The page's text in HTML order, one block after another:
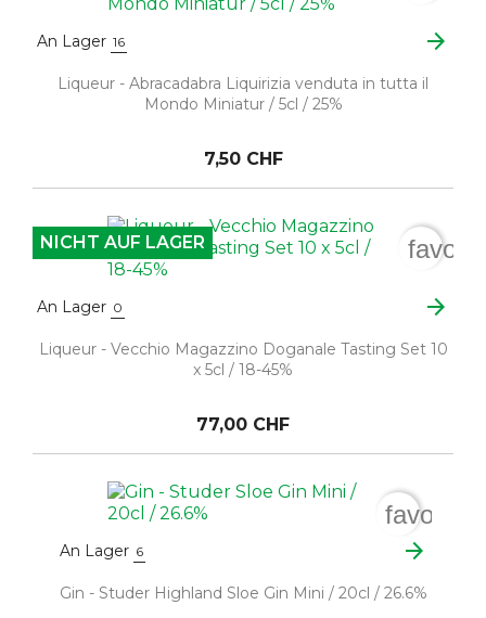
An Lager 16 arrow_forward
Liqueur - Abracadabra Liquirizia venduta in tutta il
Mondo Miniatur / 5cl / 25%
7,50 CHF
An Lager 0 arrow_forward
Liqueur - Vecchio Magazzino Doganale Tasting Set 10
x 5cl / 18-45%
77,00 CHF
NICHT AUF LAGER
An Lager 6 arrow_forward
Gin - Studer Highland Sloe Gin Mini / 20cl / 26.6%